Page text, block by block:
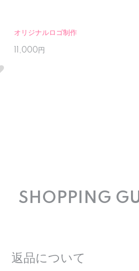
オリジナルロゴ制作
11,000円
SHOPPING
返品について